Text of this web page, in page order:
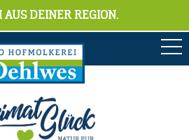
AUS DEINER REGION.